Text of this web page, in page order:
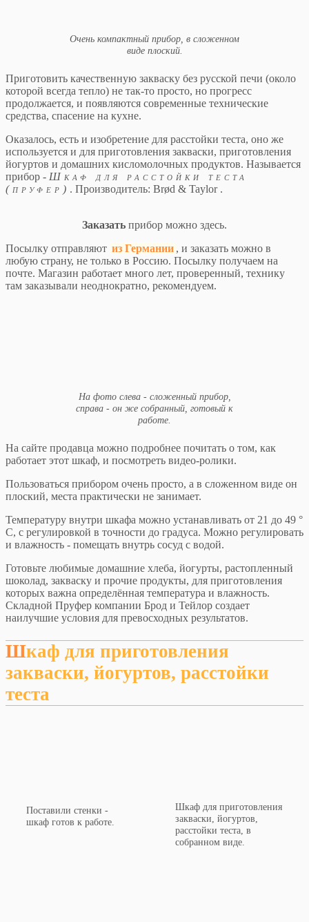
Очень компактный прибор, в сложенном
виде плоский.
Приготовить качественную закваску без русской печи (около
которой всегда тепло) не так-то просто, но прогресс
продолжается, и появляются современные технические
средства, спасение на кухне.
Оказалось, есть и изобретение для расстойки теста, оно же
используется и для приготовления закваски, приготовления
йогуртов и домашних кисломолочных продуктов. Называется
прибор - Шкаф для расстойки теста
(пруфер) . Производитель: Brød & Taylor .
Заказать прибор можно здесь.
Посылку отправляют из Германии , и заказать можно в
любую страну, не только в Россию. Посылку получаем на
почте. Магазин работает много лет, проверенный, технику
там заказывали неоднократно, рекомендуем.
На фото слева - сложенный прибор,
справа - он же собранный, готовый к
работе.
На сайте продавца можно подробнее почитать о том, как
работает этот шкаф, и посмотреть видео-ролики.
Пользоваться прибором очень просто, а в сложенном виде он
плоский, места практически не занимает.
Температуру внутри шкафа можно устанавливать от 21 до 49 °
C, с регулировкой в точности до градуса. Можно регулировать
и влажность - помещать внутрь сосуд с водой.
Готовьте любимые домашние хлеба, йогурты, растопленный
шоколад, закваску и прочие продукты, для приготовления
которых важна определённая температура и влажность.
Складной Пруфер компании Брод и Тейлор создает
наилучшие условия для превосходных результатов.
Шкаф для приготовления
закваски, йогуртов, расстойки
теста
Поставили стенки -
шкаф готов к работе.
Шкаф для приготовления
закваски, йогуртов,
расстойки теста, в
собранном виде.